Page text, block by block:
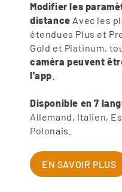
Modifier les
distance Avec les
étendues Plus et
Gold et Platinum,
caméra peuvent
l'app
Disponible en 7
Allemand, Italien,
Polonais.
EN SAVOIR PLUS